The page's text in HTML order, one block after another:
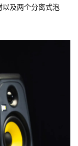
及两个分离式泡